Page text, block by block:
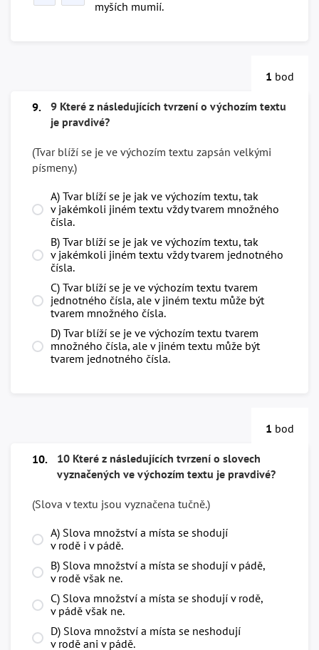
myších mumií.
1 bod
9.
9 Které z následujících tvrzení o výchozím textu
je pravdivé?
(Tvar blíží se je ve výchozím textu zapsán velkými
písmeny.)
A) Tvar blíží se je jak ve výchozím textu, tak
v jakémkoli jiném textu vždy tvarem množného
čísla.
B) Tvar blíží se je jak ve výchozím textu, tak
v jakémkoli jiném textu vždy tvarem jednotného
čísla.
C) Tvar blíží se je ve výchozím textu tvarem
jednotného čísla, ale v jiném textu může být
tvarem množného čísla.
D) Tvar blíží se je ve výchozím textu tvarem
množného čísla, ale v jiném textu může být
tvarem jednotného čísla.
1 bod
10.
10 Které z následujících tvrzení o slovech
vyznačených ve výchozím textu je pravdivé?
(Slova v textu jsou vyznačena tučně.)
A) Slova množství a místa se shodují
v rodě i v pádě.
B) Slova množství a místa se shodují v pádě,
v rodě však ne.
C) Slova množství a místa se shodují v rodě,
v pádě však ne.
D) Slova množství a místa se neshodují
v rodě ani v pádě.